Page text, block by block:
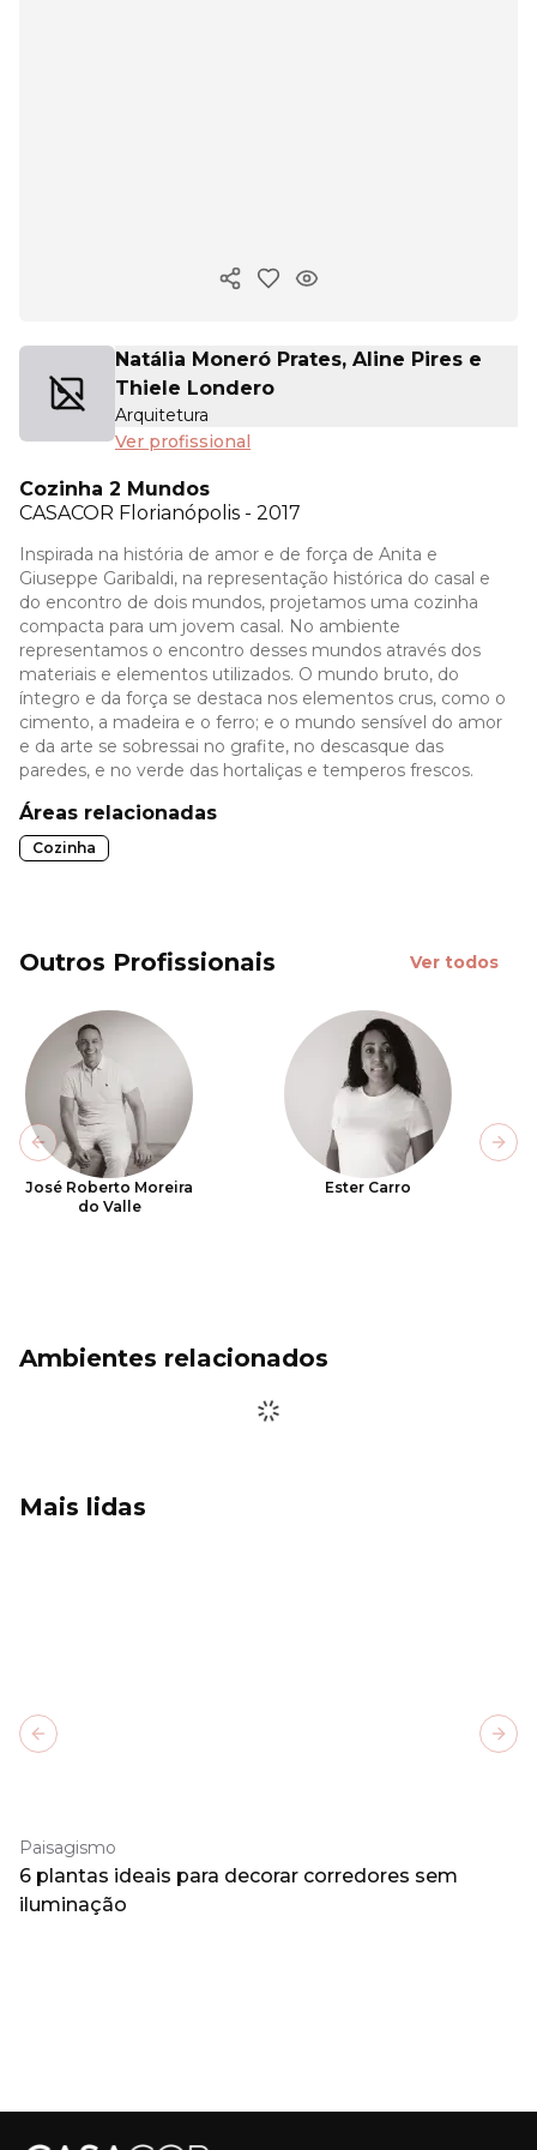
Copiar link
Natália Moneró Prates, Aline Pires e
Thiele Londero
Arquitetura
Ver profissional
Cozinha 2 Mundos
CASACOR Florianópolis - 2017
Inspirada na história de amor e de força de Anita e
Giuseppe Garibaldi, na representação histórica do casal e
do encontro de dois mundos, projetamos uma cozinha
compacta para um jovem casal. No ambiente
representamos o encontro desses mundos através dos
materiais e elementos utilizados. O mundo bruto, do
íntegro e da força se destaca nos elementos crus, como o
cimento, a madeira e o ferro; e o mundo sensível do amor
e da arte se sobressai no grafite, no descasque das
paredes, e no verde das hortaliças e temperos frescos.
Áreas relacionadas
Cozinha
Outros Profissionais Ver todos
José Roberto Moreira
do Valle
Ester Carro
Previous slide
Ambientes relacionados
Mais lidas
Paisagismo
6 plantas ideais para decorar corredores sem
iluminação
Previous slide